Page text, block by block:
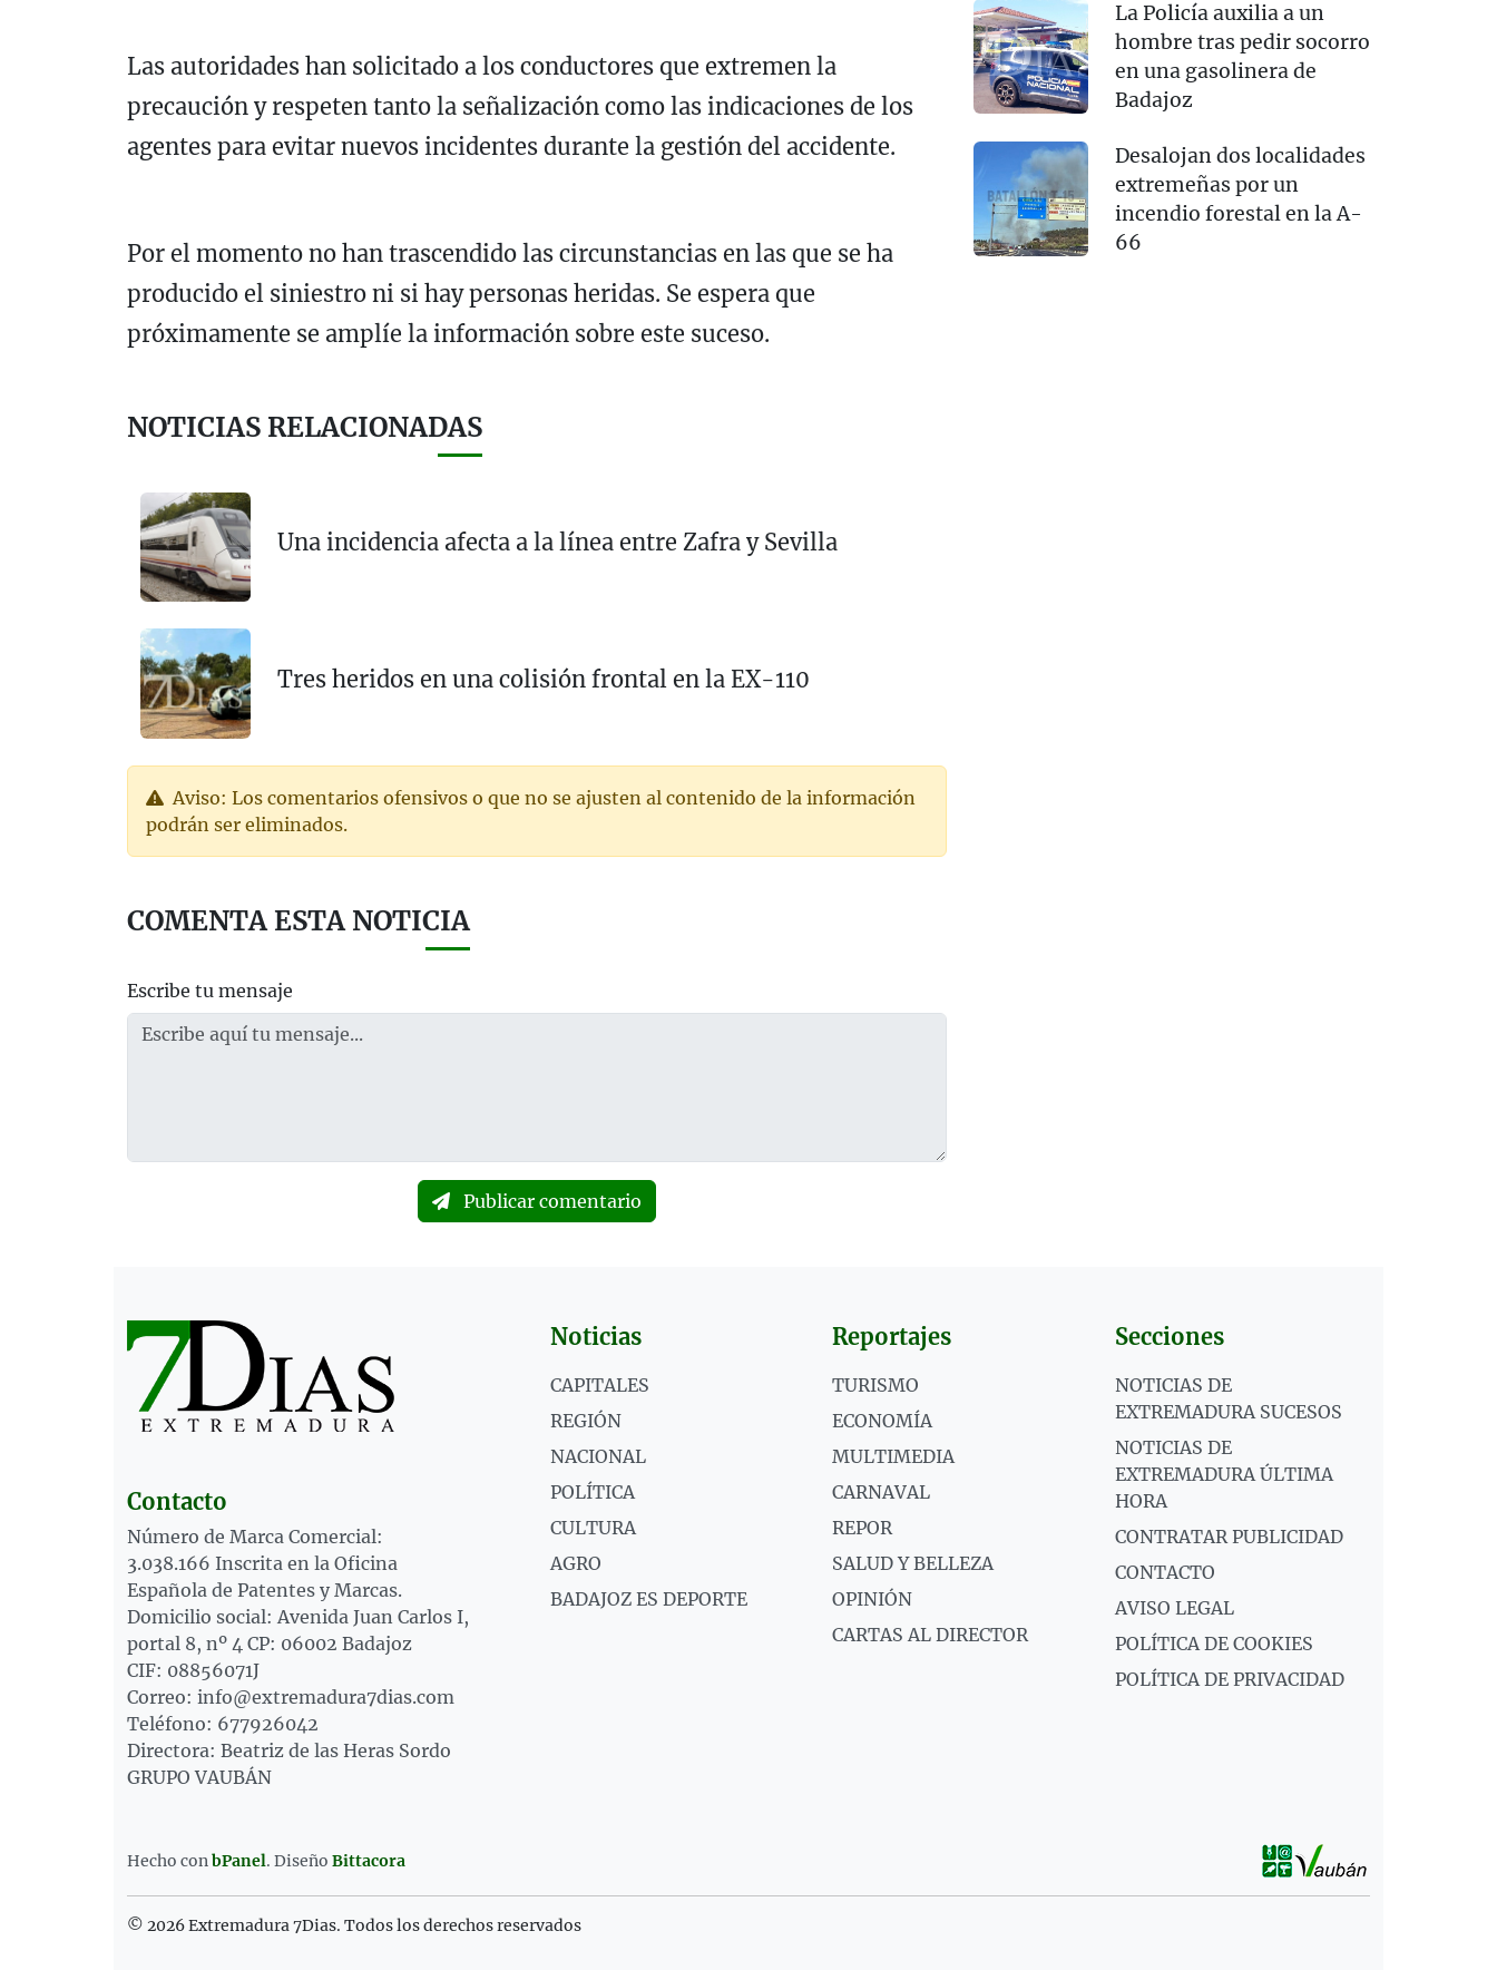
Las autoridades han solicitado a los conductores que extremen la
precaución y respeten tanto la señalización como las indicaciones de los
agentes para evitar nuevos incidentes durante la gestión del accidente.
Por el momento no han trascendido las circunstancias en las que se ha
producido el siniestro ni si hay personas heridas. Se espera que
próximamente se amplíe la información sobre este suceso.
NOTICIAS RELACIONADAS
Una incidencia afecta a la línea entre Zafra y Sevilla
Tres heridos en una colisión frontal en la EX-110
Aviso: Los comentarios ofensivos o que no se ajusten al contenido de la información
podrán ser eliminados.
COMENTA ESTA NOTICIA
Escribe tu mensaje
Publicar comentario
La Policía auxilia a un
hombre tras pedir socorro
en una gasolinera de
Badajoz
Desalojan dos localidades
extremeñas por un
incendio forestal en la A-
66
Contacto
Número de Marca Comercial:
3.038.166 Inscrita en la Oficina
Española de Patentes y Marcas.
Domicilio social: Avenida Juan Carlos I,
portal 8, nº 4 CP: 06002 Badajoz
CIF: 08856071J
Correo: info@extremadura7dias.com
Teléfono: 677926042
Directora: Beatriz de las Heras Sordo
GRUPO VAUBÁN
Noticias
CAPITALES
REGIÓN
NACIONAL
POLÍTICA
CULTURA
AGRO
BADAJOZ ES DEPORTE
Reportajes
TURISMO
ECONOMÍA
MULTIMEDIA
CARNAVAL
REPOR
SALUD Y BELLEZA
OPINIÓN
CARTAS AL DIRECTOR
Secciones
NOTICIAS DE
EXTREMADURA SUCESOS
NOTICIAS DE
EXTREMADURA ÚLTIMA
HORA
CONTRATAR PUBLICIDAD
CONTACTO
AVISO LEGAL
POLÍTICA DE COOKIES
POLÍTICA DE PRIVACIDAD
Hecho conbPanel. Diseño Bittacora
© 2026 Extremadura 7Dias. Todos los derechos reservados